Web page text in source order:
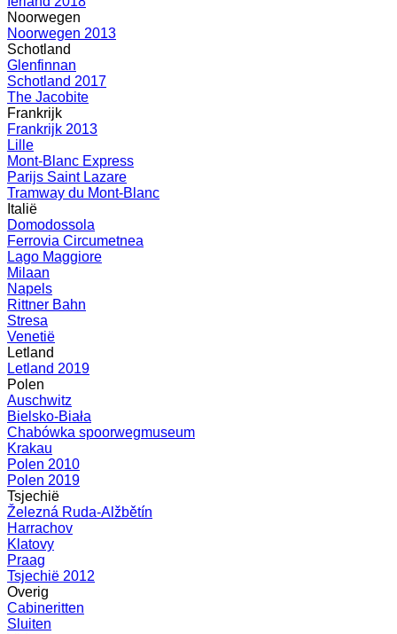
Noorwegen
Noorwegen 2013
Schotland
Glenfinnan
Schotland 2017
The Jacobite
Frankrijk
Frankrijk 2013
Lille
Mont-Blanc Express
Parijs Saint Lazare
Tramway du Mont-Blanc
Italië
Domodossola
Ferrovia Circumetnea
Lago Maggiore
Milaan
Napels
Rittner Bahn
Stresa
Venetië
Letland
Letland 2019
Polen
Auschwitz
Bielsko-Biała
Chabówka spoorwegmuseum
Krakau
Polen 2010
Polen 2019
Tsjechië
Železná Ruda-Alžbětín
Harrachov
Klatovy
Praag
Tsjechië 2012
Overig
Cabineritten
Sluiten